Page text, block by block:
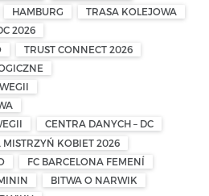
HAMBURG
TRASA KOLEJOWA
2026
TRUST CONNECT 2026
CENTRA DANYCH – DC
MISTRZYŃ KOBIET 2026
FC BARCELONA FEMENÍ
BITWA O NARWIK